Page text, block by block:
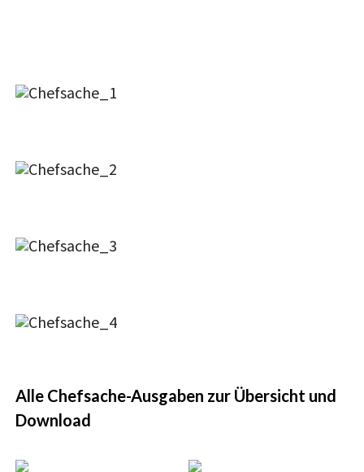
Alle Chefsache-Ausgaben zur Übersicht und
Download